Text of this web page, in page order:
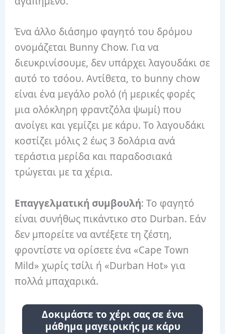
Ένα άλλο διάσημο φαγητό του δρόμου
ονομάζεται Bunny Chow. Για να
διευκρινίσουμε, δεν υπάρχει λαγουδάκι σε
αυτό το τσόου. Αντίθετα, το bunny chow
είναι ένα μεγάλο ρολό (ή μερικές φορές
μια ολόκληρη φραντζόλα ψωμί) που
ανοίγει και γεμίζει με κάρυ. Το λαγουδάκι
κοστίζει μόλις 2 έως 3 δολάρια ανά
τεράστια μερίδα και παραδοσιακά
τρώγεται με τα χέρια.
Επαγγελματική συμβουλή: Το φαγητό
είναι συνήθως πικάντικο στο Durban. Εάν
δεν μπορείτε να αντέξετε τη ζέστη,
φροντίστε να ορίσετε ένα «Cape Town
Mild» χωρίς τσίλι ή «Durban Hot» για
πολλά μπαχαρικά.
Δοκιμάστε το χέρι σας σε ένα
μάθημα μαγειρικής με κάρυ